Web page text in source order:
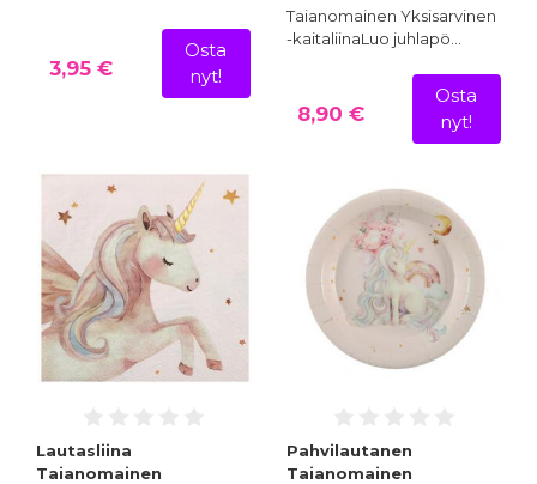
3,95 €
Osta
nyt!
Taianomainen Yksisarvinen
-kaitaliinaLuo juhlapö…
8,90 €
Osta
nyt!
Lautasliina
Taianomainen
Pahvilautanen
Taianomainen